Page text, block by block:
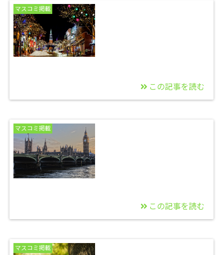
発売されました^0^
マスコミ掲載
ロー掲載&全て身に付
く究極の勉強法
この記事を読む
マスコミ掲載
中〜＾０＾
この記事を読む
マスコミ掲載